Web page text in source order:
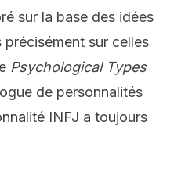
sur la base des idées
sur celles
Psychological Types
de personnalités
INFJ a toujours